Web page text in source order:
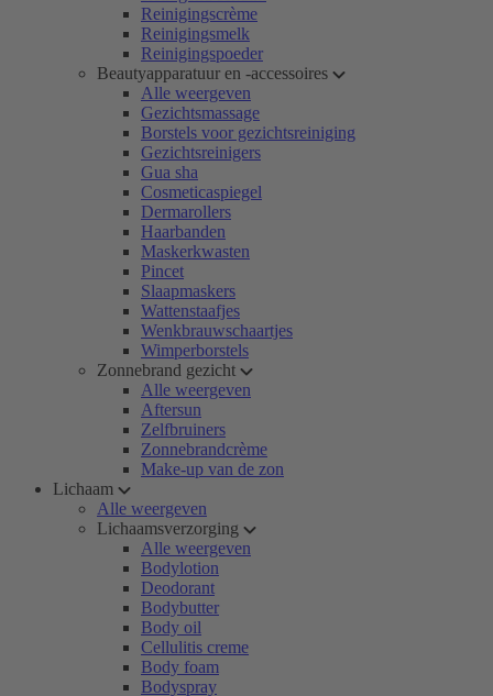
Reinigingscrème
Reinigingsmelk
Reinigingspoeder
Beautyapparatuur en -accessoires
Alle weergeven
Gezichtsmassage
Borstels voor gezichtsreiniging
Gezichtsreinigers
Gua sha
Cosmeticaspiegel
Dermarollers
Haarbanden
Maskerkwasten
Pincet
Slaapmaskers
Wattenstaafjes
Wenkbrauwschaartjes
Wimperborstels
Zonnebrand gezicht
Alle weergeven
Aftersun
Zelfbruiners
Zonnebrandcrème
Make-up van de zon
Lichaam
Alle weergeven
Lichaamsverzorging
Alle weergeven
Bodylotion
Deodorant
Bodybutter
Body oil
Cellulitis creme
Body foam
Bodyspray